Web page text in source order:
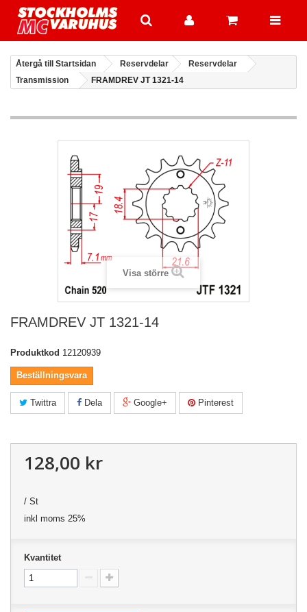
Återgå till Startsidan Reservdelar
Reservdelar
Transmission
FRAMDREV JT 1321-14
Visa större
FRAMDREV JT 1321-14
Produktkod 12120939
Beställningsvara
Twittra Dela Google+ Pinterest
128,00 kr
/ St
inkl moms 25%
Kvantitet